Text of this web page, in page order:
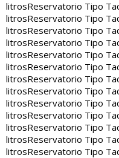
litrosReservatorio Tipo
litrosReservatorio Tipo
litrosReservatorio Tipo
litrosReservatorio Tipo
litrosReservatorio Tipo
litrosReservatorio Tipo
litrosReservatorio Tipo
litrosReservatorio Tipo
litrosReservatorio Tipo
litrosReservatorio Tipo
litrosReservatorio Tipo
litrosReservatorio Tipo
litrosReservatorio Tipo